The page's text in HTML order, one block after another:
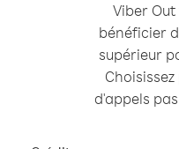
Viber
bénéficier
supérieur
d'appels